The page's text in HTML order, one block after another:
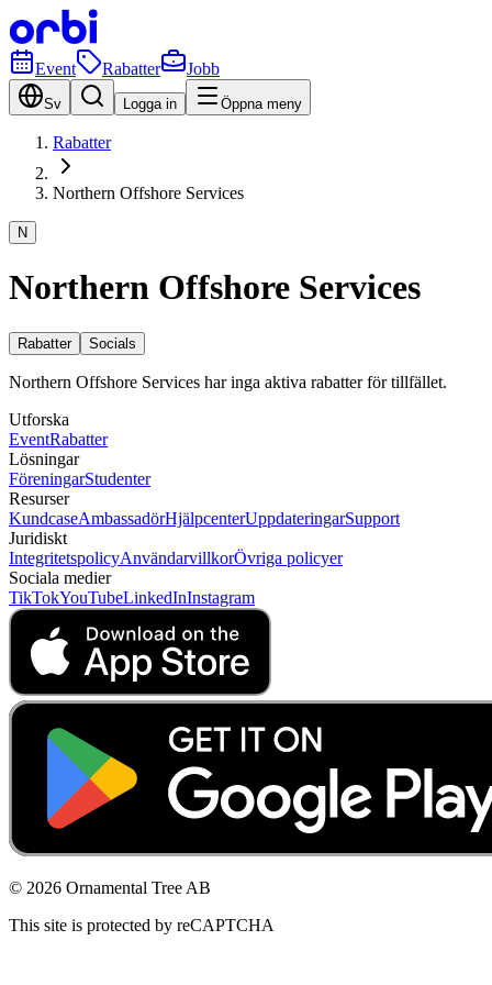
Event Rabatter Jobb
Sv Logga in Öppna meny
Rabatter
Northern Offshore Services
N
Northern Offshore Services
Rabatter Socials
Northern Offshore Services har inga aktiva rabatter för tillfället.
Utforska
EventRabatter
Lösningar
FöreningarStudenter
Resurser
KundcaseAmbassadörHjälpcenterUppdateringarSupport
Juridiskt
IntegritetspolicyAnvändarvillkorÖvriga policyer
Sociala medier
TikTokYouTubeLinkedInInstagram
© 2026 Ornamental Tree AB
This site is protected by reCAPTCHA